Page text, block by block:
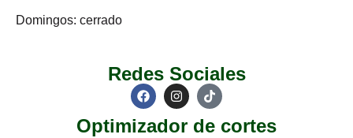
Domingos: cerrado
Redes Sociales
Optimizador de cortes